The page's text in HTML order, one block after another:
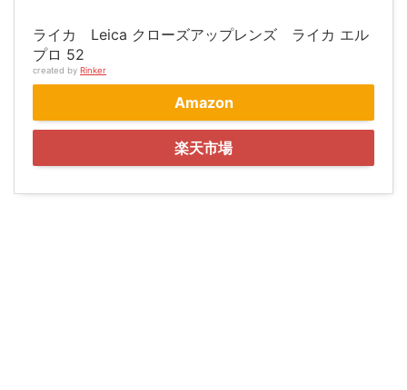
ライカ Leica クローズアップレンズ ライカ エル
プロ 52
created by Rinker
Amazon
楽天市場